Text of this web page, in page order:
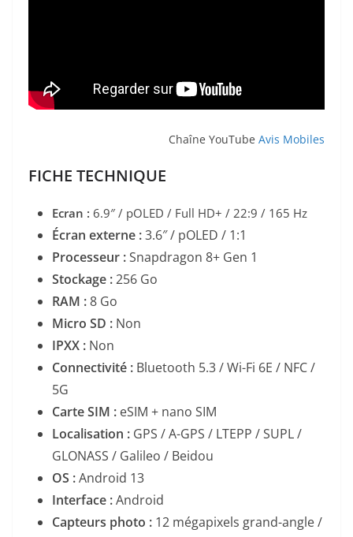
Chaîne YouTube Avis Mobiles
FICHE TECHNIQUE
Ecran : 6.9″ / pOLED / Full HD+ / 22:9 / 165 Hz
Écran externe :3.6″ / pOLED / 1:1
Processeur :Snapdragon 8+ Gen 1
Stockage :256 Go
RAM :8 Go
Micro SD : Non
IPXX : Non
Connectivité : Bluetooth 5.3 / Wi-Fi 6E / NFC /
5G
Carte SIM : eSIM + nano SIM
Localisation : GPS / A-GPS / LTEPP / SUPL /
GLONASS / Galileo / Beidou
OS :Android 13
Interface :Android
Capteurs photo : 12 mégapixels grand-angle /